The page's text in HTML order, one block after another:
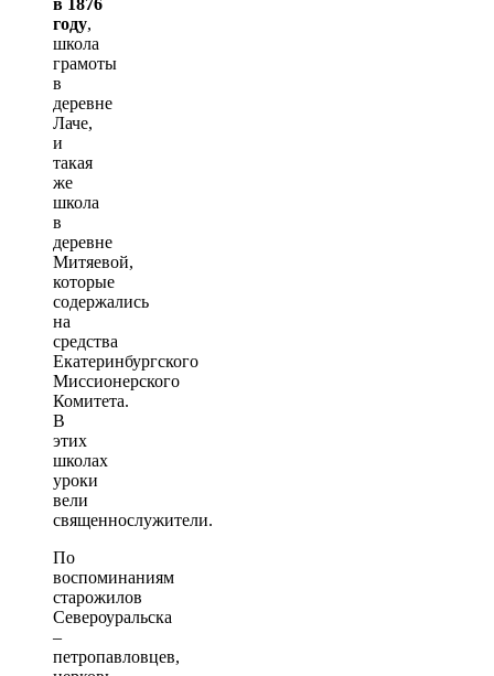
году,
школа
грамоты
в
деревне
Лаче,
и
такая
же
школа
в
деревне
Митяевой,
которые
содержались
на
средства
Екатеринбургского
Миссионерского
Комитета.
В
этих
школах
уроки
вели
священнослужители.
По
воспоминаниям
старожилов
Североуральска
–
петропавловцев,